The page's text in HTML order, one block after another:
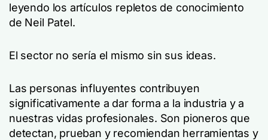
leyendo los artículos repletos de conocimiento
de Neil Patel.
El sector no sería el mismo sin sus ideas.
Las personas influyentes contribuyen
significativamente a dar forma a la industria y a
nuestras vidas profesionales. Son pioneros que
detectan, prueban y recomiendan herramientas y